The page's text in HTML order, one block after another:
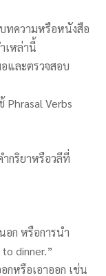
ทความหรือหนังสือ
เหล่านี้
และตรวจสอบ
Verbs
ำกริยาหรือวลีที่
อก หรือการนำ
dinner.”
กหรือเอาออก เช่น